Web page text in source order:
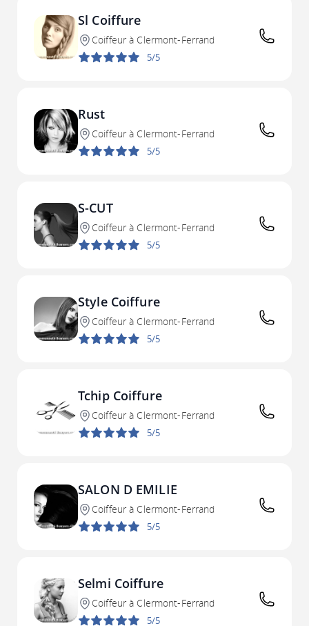
Sl Coiffure
Coiffeur à Clermont-Ferrand
5/5
Rust
Coiffeur à Clermont-Ferrand
5/5
S-CUT
Coiffeur à Clermont-Ferrand
5/5
Style Coiffure
Coiffeur à Clermont-Ferrand
5/5
Tchip Coiffure
Coiffeur à Clermont-Ferrand
5/5
SALON D EMILIE
Coiffeur à Clermont-Ferrand
5/5
Selmi Coiffure
Coiffeur à Clermont-Ferrand
5/5